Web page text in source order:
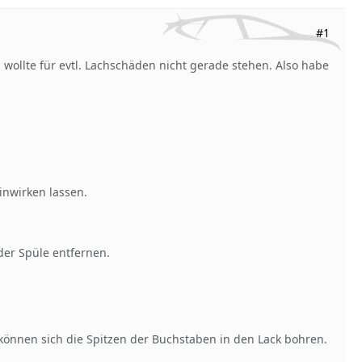
#1
wollte für evtl. Lachschäden nicht gerade stehen. Also habe
lassen.
Spüle entfernen.
sich die Spitzen der Buchstaben in den Lack bohren.